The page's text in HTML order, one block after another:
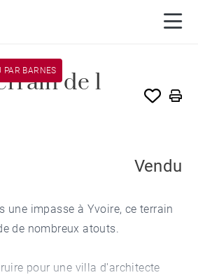
PAR BARNES de 1
Vendu
une impasse à Yvoire, ce terrain
de nombreux atouts.
pour une villa d'architecte